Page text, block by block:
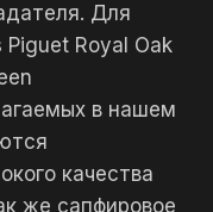
Для
Piguet Royal Oak
в нашем
качества
же сапфировое